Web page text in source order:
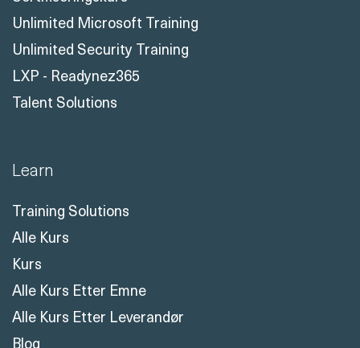
Unlimited Microsoft Training
Unlimited Security Training
LXP - Readynez365
Talent Solutions
Learn
Training Solutions
Alle Kurs
Kurs
Alle Kurs Etter Emne
Alle Kurs Etter Leverandør
Blog